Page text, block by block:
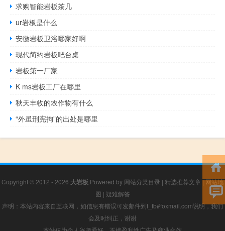
求购智能岩板茶几
ur岩板是什么
安徽岩板卫浴哪家好啊
现代简约岩板吧台桌
岩板第一厂家
K ms岩板工厂在哪里
秋天丰收的农作物有什么
“外虽刑宪拘”的出处是哪里
Copyright © 2012 - 2026 大岩板 Powered by 网站分类目录 | 精选推荐文章 |网站地
图 | 疑难解答
声明：本站内容来自互联网，如信息有错误可发邮件到f_fb#foxmail.com说明，我们
会及时纠正，谢谢